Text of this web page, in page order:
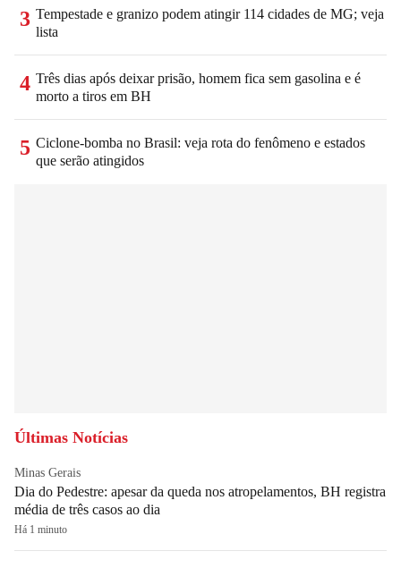
3 Tempestade e granizo podem atingir 114 cidades de MG; veja
lista
4 Três dias após deixar prisão, homem fica sem gasolina e é
morto a tiros em BH
5 Ciclone-bomba no Brasil: veja rota do fenômeno e estados
que serão atingidos
Últimas Notícias
Minas Gerais
Dia do Pedestre: apesar da queda nos atropelamentos, BH registra
média de três casos ao dia
Há 1 minuto